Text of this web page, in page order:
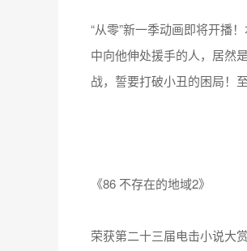
“从零”新一季动画即将开播
中向他伸处援手的人，居然
战，誓要打破小丑的困局！
《86 不存在的地域2》
荣获第二十三届电击小说大